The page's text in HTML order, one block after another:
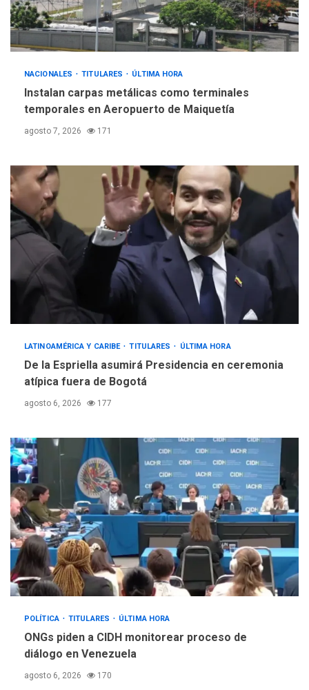
debacle atómica. Japón
debate principios no
nucleares
NACIONALES TITULARES ÚLTIMA HORA
Instalan carpas metálicas como terminales
temporales en Aeropuerto de Maiquetía
agosto 7, 2026 171
LATINOAMÉRICA Y CARIBE TITULARES ÚLTIMA HORA
De la Espriella asumirá Presidencia en ceremonia
atípica fuera de Bogotá
agosto 6, 2026 177
POLÍTICA TITULARES ÚLTIMA HORA
ONGs piden a CIDH monitorear proceso de
diálogo en Venezuela
agosto 6, 2026 170